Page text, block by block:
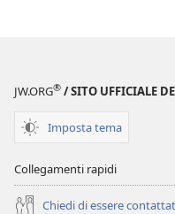
JW.ORG® / SITO UFFICIALE
Imposta tema
Collegamenti rapidi
Chiedi di essere